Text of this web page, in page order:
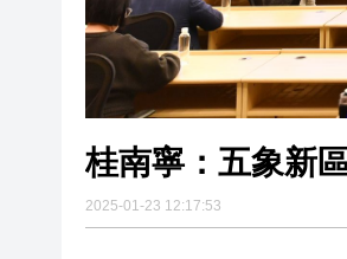
桂南寧：五象新
2025-01-23 12:17:53